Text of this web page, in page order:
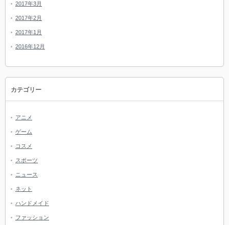
2017年3月
2017年2月
2017年1月
2016年12月
カテゴリー
アニメ
ゲーム
コスメ
スポーツ
ニュース
ネット
ハンドメイド
ファッション